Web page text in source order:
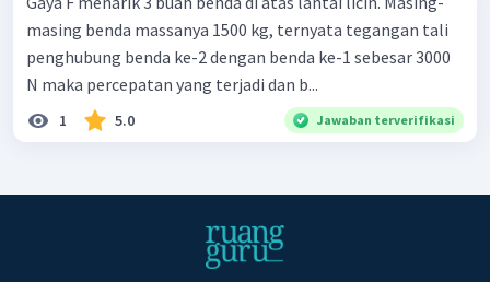
masing benda massanya 1500 kg, ternyata tegangan tali
penghubung benda ke-2 dengan benda ke-1 sebesar 3000
N maka percepatan yang terjadi dan b...
1 5.0 Jawaban terverifikasi